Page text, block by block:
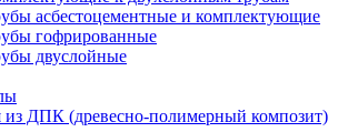
асбестоцементные и комплектующие
гофрированные
двуслойные
из ДПК (древесно-полимерный композит)